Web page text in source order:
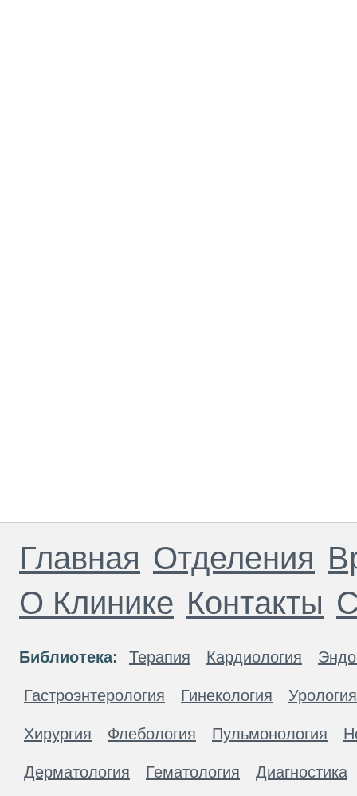
Главная Отделения
О Клинике Контакты
Библиотека: Терапия Кардиология
Гастроэнтерология Гинекология Урология
Хирургия Флебология Пульмонология
Дерматология Гематология Диагностика